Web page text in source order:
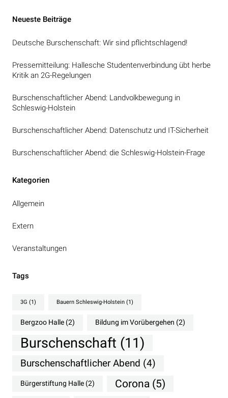
Neueste Beiträge
Deutsche Burschenschaft: Wir sind pflichtschlagend!
Pressemitteilung: Hallesche Studentenverbindung übt herbe
Kritik an 2G-Regelungen
Burschenschaftlicher Abend: Landvolkbewegung in
Schleswig-Holstein
Burschenschaftlicher Abend: Datenschutz und IT-Sicherheit
Burschenschaftlicher Abend: die Schleswig-Holstein-Frage
Kategorien
Allgemein
Extern
Veranstaltungen
Tags
3G (1) Bauern Schleswig-Holstein (1)
Bergzoo Halle (2) Bildung im Vorübergehen (2)
Burschenschaft (11)
Burschenschaftlicher Abend (4)
Bürgerstiftung Halle (2) Corona (5)